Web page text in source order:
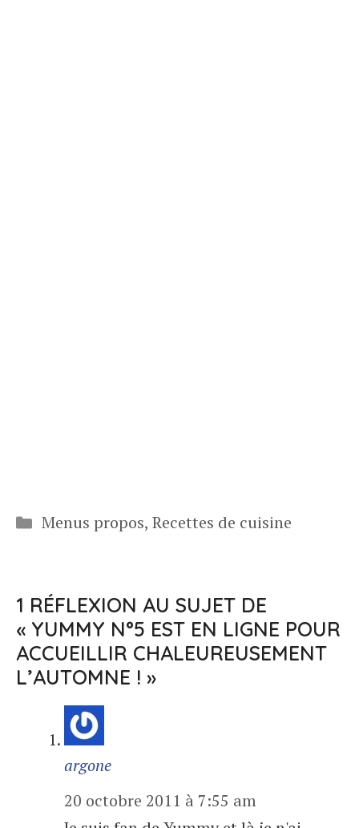
Catégories
Menus propos, Recettes de cuisine
1 RÉFLEXION AU SUJET DE
« YUMMY N°5 EST EN LIGNE POUR
ACCUEILLIR CHALEUREUSEMENT
L’AUTOMNE ! »
argone
20 octobre 2011 à 7:55 am